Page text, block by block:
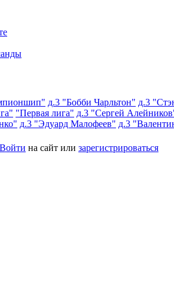
д.3 "Бобби Чарльтон" д.3
"Первая лига" д.3 "Сергей
д.3 "Эдуард Малофеев" д.3
Войти на сайт или зарегистрироваться